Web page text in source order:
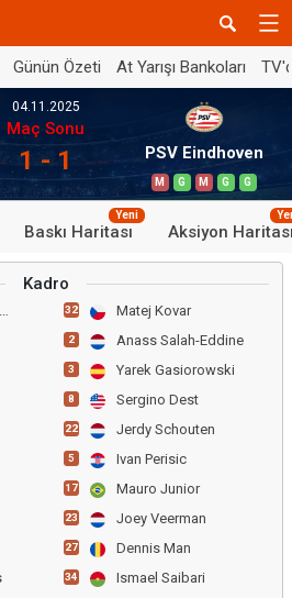
Günün Özeti At Yarışı Bankoları
04.11.2025
Maç Sonu
1 - 1 PSV Eindhoven
M G M G G
Baskı Haritası
Yeni
Aksiyon
Kadro
Konstantinos Tzolakis 32 Matej Kovar
2 Anass Salah-Eddine
3 Yarek Gasiorowski
8 Sergino Dest
22 Jerdy Schouten
5 Ivan Perisic
17 Mauro Junior
23 Joey Veerman
27 Dennis Man
34 Ismael Saibari